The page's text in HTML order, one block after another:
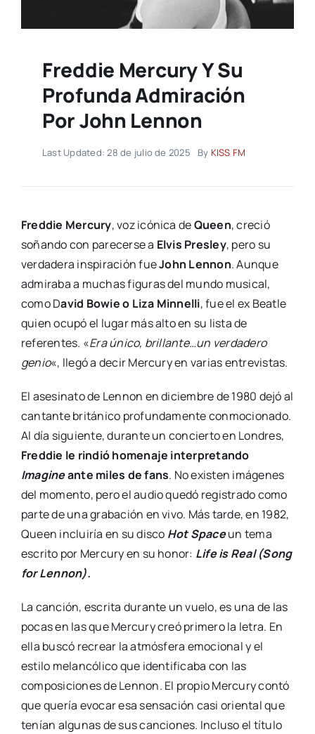
Freddie Mercury Y Su
Profunda Admiración
Por John Lennon
Last Updated: 28 de julio de 2025 By KISS FM
Freddie Mercury, voz icónica deQueen, creció
soñando con parecerse a Elvis Presley, pero su
verdadera inspiración fueJohn Lennon. Aunque
admiraba a muchas figuras del mundo musical,
como David Bowie o Liza Minnelli, fue el ex Beatle
quien ocupó el lugar más alto en su lista de
referentes. «Era único, brillante…un verdadero
genio«, llegó a decir Mercury en varias entrevistas.
El asesinato de Lennon en diciembre de 1980 dejó al
cantante británico profundamente conmocionado.
Al día siguiente, durante un concierto en Londres,
Freddie le rindió homenaje interpretando
Imagineante miles de fans. No existen imágenes
del momento, pero el audio quedó registrado como
parte de una grabación en vivo. Más tarde, en 1982,
Queen incluiría en su disco Hot Spaceun tema
escrito por Mercury en su honor: Life is Real (Song
for Lennon).
La canción, escrita durante un vuelo, es una de las
pocas en las que Mercury creó primero la letra. En
ella buscó recrear la atmósfera emocional y el
estilo melancólico que identificaba con las
composiciones de Lennon. El propio Mercury contó
que quería evocar esa sensación casi oriental que
tenían algunas de sus canciones. Incluso el título